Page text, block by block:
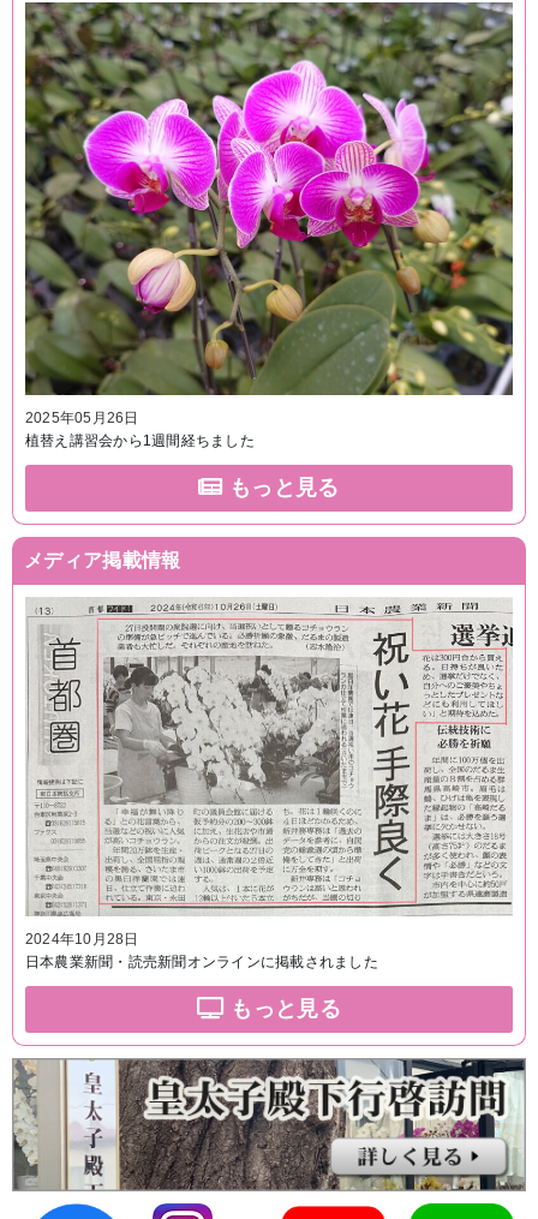
2025年05月26日
植替え講習会から1週間経ちました
もっと見る
メディア掲載情報
2024年10月28日
日本農業新聞・読売新聞オンラインに掲載されました
もっと見る